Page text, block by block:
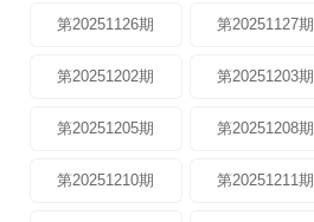
第20251126期 第20251127期
第20251202期 第20251203期
第20251205期 第20251208期
第20251210期 第20251211期